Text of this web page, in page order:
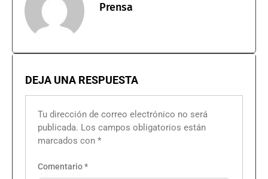
Prensa
DEJA UNA RESPUESTA
Tu dirección de correo electrónico no será
publicada. Los campos obligatorios están
marcados con *
Comentario*